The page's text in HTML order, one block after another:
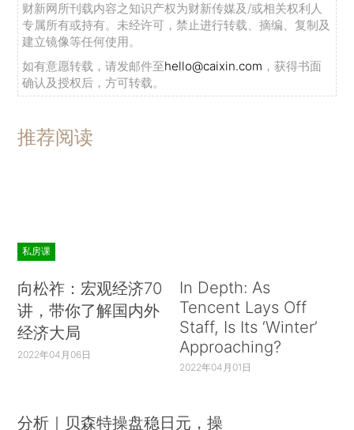
财新网所刊载内容之知识产权为财新传媒及/或相关权利人
专属所有或持有。未经许可，禁止进行转载、摘编、复制及
建立镜像等任何使用。
如有意愿转载，请发邮件至hello@caixin.com ，获得书面
确认及授权后，方可转载。
推荐阅读
私房课
向松祚：宏观经济70
讲，带你了解国内外
经济大局
2022年04月06日
In Depth: As
Tencent Lays Off
Staff, Is Its ‘Winter’
Approaching?
2022年04月01日
分析｜贝森特操盘稳日元，操